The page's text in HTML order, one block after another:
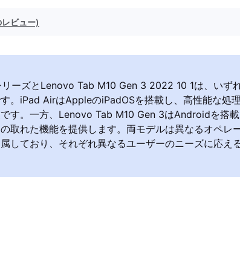
ビュー)
ーズとLenovo Tab M10 Gen 3 2022 10 1は、いず
。iPad AirはAppleのiPadOSを搭載し、高性能な処
す。一方、Lenovo Tab M10 Gen 3はAndroidを搭
取れた機能を提供します。両モデルは異なるオペレ
しており、それぞれ異なるユーザーのニーズに応え